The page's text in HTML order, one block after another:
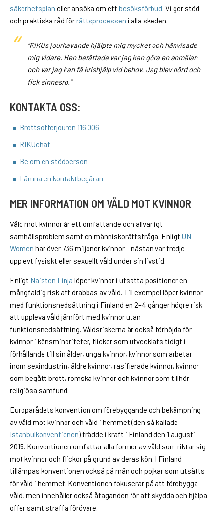
säkerhetsplan eller ansöka om ett besöksförbud. Vi ger stöd
och praktiska råd förrättsprocessen i alla skeden.
“RIKUs jourhavande hjälpte mig mycket och hänvisade
mig vidare. Hen berättade var jag kan göra en anmälan
och var jag kan få krishjälp vid behov. Jag blev hörd och
fick sinnesro.”
KONTAKTA OSS:
Brottsofferjouren 116 006
RIKUchat
Be om en stödperson
Lämna en kontaktbegäran
MER INFORMATION OM VÅLD MOT KVINNOR
Våld mot kvinnor är ett omfattande och allvarligt
samhällsproblem samt en människorättsfråga. Enligt UN
Women har över 736 miljoner kvinnor – nästan var tredje –
upplevt fysiskt eller sexuellt våld under sin livstid.
Enligt Naisten Linja löper kvinnor i utsatta positioner en
mångfaldig risk att drabbas av våld. Till exempel löper kvinnor
med funktionsnedsättning i Finland en 2–4 gånger högre risk
att uppleva våld jämfört med kvinnor utan
funktionsnedsättning. Våldsriskerna är också förhöjda för
kvinnor i könsminoriteter, flickor som utvecklats tidigt i
förhållande till sin ålder, unga kvinnor, kvinnor som arbetar
inom sexindustrin, äldre kvinnor, rasifierade kvinnor, kvinnor
som begått brott, romska kvinnor och kvinnor som tillhör
religiösa samfund.
Europarådets konvention om förebyggande och bekämpning
av våld mot kvinnor och våld i hemmet (den så kallade
Istanbulkonventionen) trädde i kraft i Finland den 1 augusti
2015. Konventionen omfattar alla former av våld som riktar sig
mot kvinnor och flickor på grund av deras kön. I Finland
tillämpas konventionen också på män och pojkar som utsätts
för våld i hemmet. Konventionen fokuserar på att förebygga
våld, men innehåller också åtaganden för att skydda och hjälpa
offer samt straffa förövare.